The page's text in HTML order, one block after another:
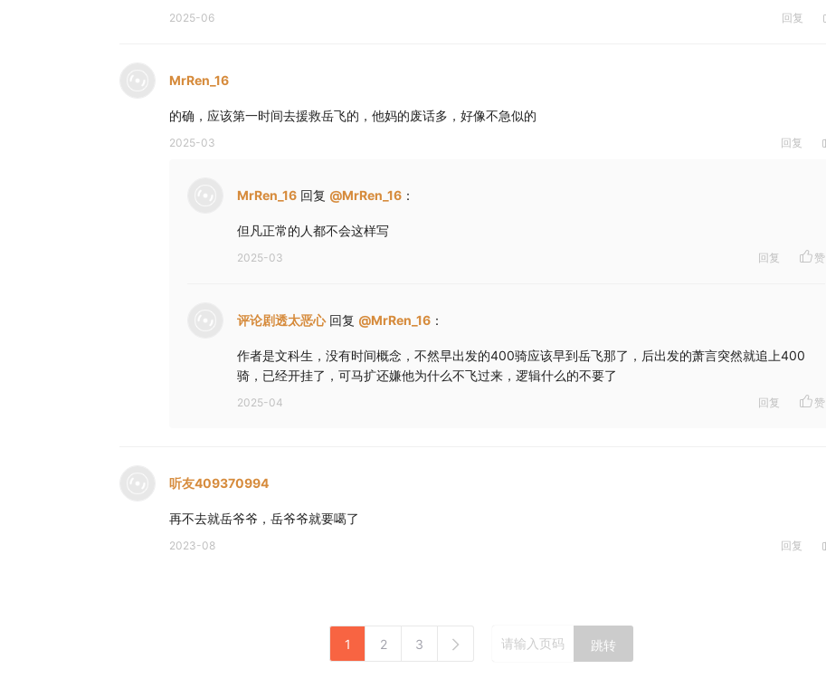
2025-06 回复
MrRen_16
的确，应该第一时间去援救岳飞的，他妈的废话多，好像不急似的
2025-03 回复
MrRen_16 回复 @MrRen_16 ：
但凡正常的人都不会这样写
2025-03 回复 赞
评论剧透太恶心 回复 @MrRen_16 ：
作者是文科生，没有时间概念，不然早出发的400骑应该早到岳飞那了，后出发的萧言突然就追上400
骑，已经开挂了，可马扩还嫌他为什么不飞过来，逻辑什么的不要了
2025-04 回复 赞
听友409370994
再不去就岳爷爷，岳爷爷就要噶了
2023-08 回复
1 2 3 跳转